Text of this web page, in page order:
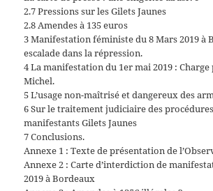
2.7 Pressions sur les Gilets Jaunes
2.8 Amendes à 135 euros
3 Manifestation féministe du 8 Mars 2019 à
escalade dans la répression.
4 La manifestation du 1er mai 2019 :
Michel.
5 L’usage non-maîtrisé et dangereux des
6 Sur le traitement judiciaire des
manifestants Gilets Jaunes
7 Conclusions.
Annexe 1 : Texte de présentation de
Annexe 2 : Carte d’interdiction de
2019 à Bordeaux